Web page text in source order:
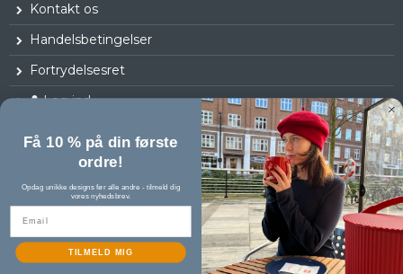
Kontakt os
Handelsbetingelser
Fortrydelsesret
Log ind
Få 10 % på din første
ordre!
Opdag unikke designs før alle andre - tilmeld dig
vores nyhedsbrev.
TILMELD MIG